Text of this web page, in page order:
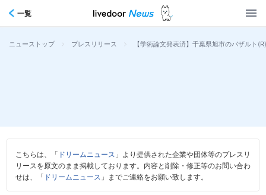
一覧
ニューストップ > プレスリリース > 【学術論文発表済】千葉県旭市のバザルト
こちらは、「 ドリームニュース 」より提供された企業や団体等のプレスリ
リースを原文のまま掲載しております。内容と削除・修正等のお問い合わ
せは、「 ドリームニュース 」までご連絡をお願い致します。